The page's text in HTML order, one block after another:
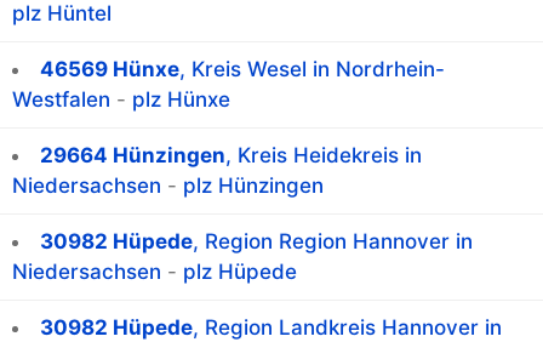
plz Hüntel
46569 Hünxe, Kreis Wesel in Nordrhein-
Westfalen - plz Hünxe
29664 Hünzingen, Kreis Heidekreis in
Niedersachsen - plz Hünzingen
30982 Hüpede, Region Region Hannover in
Niedersachsen - plz Hüpede
30982 Hüpede, Region Landkreis Hannover in